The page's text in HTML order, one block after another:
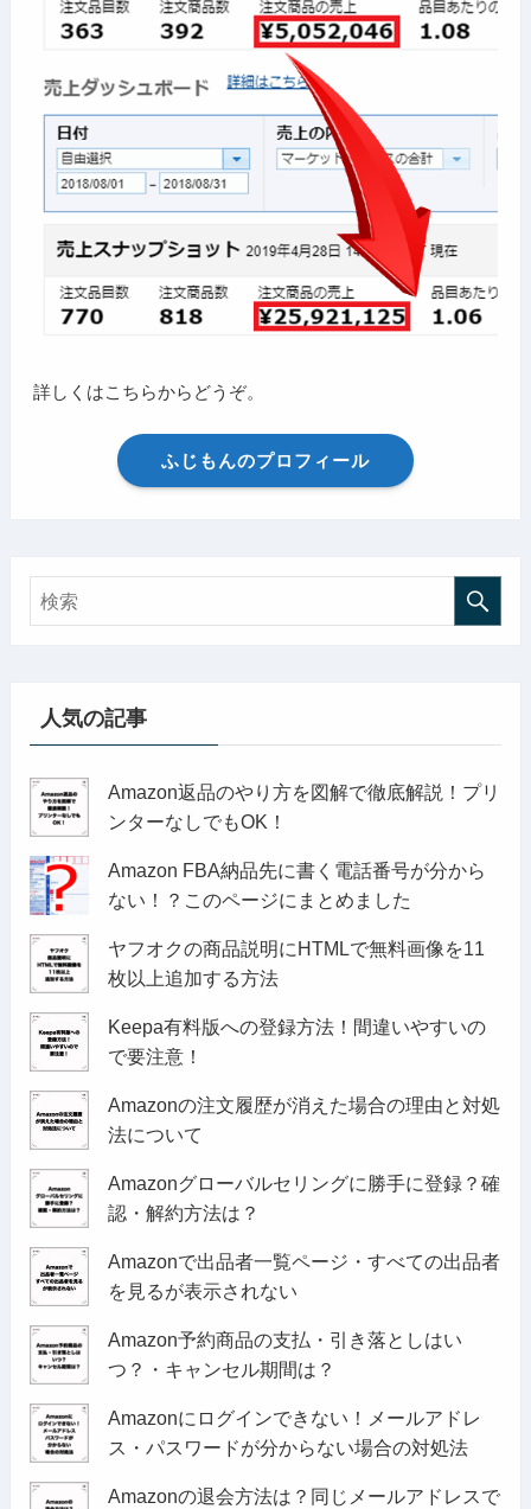
詳しくはこちらからどうぞ。
ふじもんのプロフィール
人気の記事
Amazon返品のやり方を図解で徹底解説！プリ
ンターなしでもOK！
Amazon FBA納品先に書く電話番号が分から
ない！？このページにまとめました
ヤフオクの商品説明にHTMLで無料画像を11
枚以上追加する方法
Keepa有料版への登録方法！間違いやすいの
で要注意！
Amazonの注文履歴が消えた場合の理由と対処
法について
Amazonグローバルセリングに勝手に登録？確
認・解約方法は？
Amazonで出品者一覧ページ・すべての出品者
を見るが表示されない
Amazon予約商品の支払・引き落としはい
つ？・キャンセル期間は？
Amazonにログインできない！メールアドレ
ス・パスワードが分からない場合の対処法
Amazonの退会方法は？同じメールアドレスで